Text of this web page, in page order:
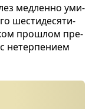
мед­ленно уми­
шести­де­ся­ти­
про­шлом пре­
нетер­пе­нием